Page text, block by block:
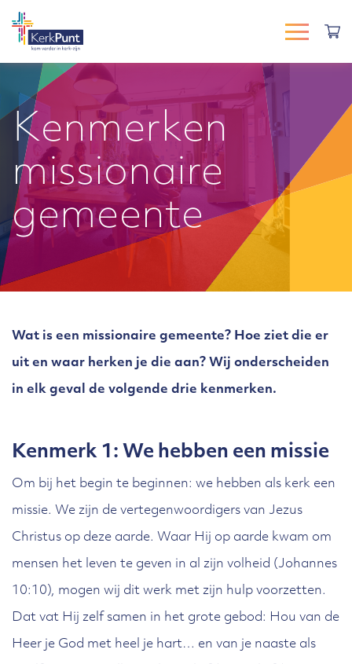
Kenmerken
missionaire
gemeente
Wat is een missionaire gemeente? Hoe ziet die er
uit en waar herken je die aan? Wij onderscheiden
in elk geval de volgende drie kenmerken.
Kenmerk 1: We hebben een missie
Om bij het begin te beginnen: we hebben als kerk een
missie. We zijn de vertegenwoordigers van Jezus
Christus op deze aarde. Waar Hij op aarde kwam om
mensen het leven te geven in al zijn volheid (Johannes
10:10), mogen wij dit werk met zijn hulp voorzetten.
Dat vat Hij zelf samen in het grote gebod: Hou van de
Heer je God met heel je hart… en van je naaste als